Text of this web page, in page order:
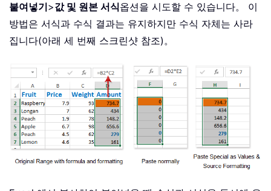
붙여넣기>값 및 원본 서식옵션을 시도할 수 있습니다。 이
방법은 서식과 수식 결과는 유지하지만 수식 자체는 사라
집니다(아래 세 번째 스크린샷 참조)。